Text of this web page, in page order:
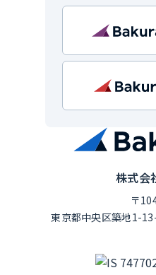
株式会
〒
東京都中央区築地1-